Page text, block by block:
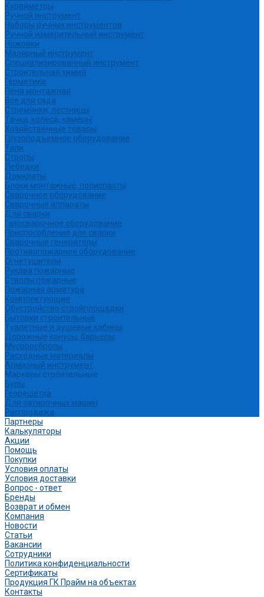
Курвиметры
Ручной инструмент
Наборы ручных инструментов
Ручной измерительный инструмент
Ножовки
Малярный инструмент
Специализированный инструмент
Строительная химия
Герметики
Пена монтажная
Все для сада
Стремянки, лестницы
Тачки, колеса, камеры
Хозяйственные товары
Грузоподъемное оборудование
Тали
Стропы
Лебедки
Домкраты
Блоки монтажные, полиспасты
Сварочное оборудование
Сварочные аппараты
Для сварки
Газосварочное оборудование
Приспособления для сварки
Сварочные генераторы
Противопожарное оборудование
Огнетушители
Рукава пожарные
Стволы пожарные
Пожарная арматура
Комплектующие
Обустройство стройплощадки
Бытовки строительные
Туалетные и душевые кабины
Дорожные конусы, барьеры
Мусоросбросы
Расходные материалы
Алмазный инструмент
Маркеры строительные
Буры
Георешетка
Для затирочных машин
Распродажа
Партнеры
Калькуляторы
Акции
Помощь
Покупки
Условия оплаты
Условия доставки
Вопрос - ответ
Бренды
Возврат и обмен
Компания
Новости
Статьи
Вакансии
Сотрудники
Политика конфиденциальности
Сертификаты
Продукция ГК Прайм на объектах
Контакты